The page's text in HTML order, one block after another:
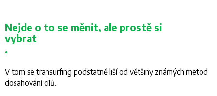
Nejde o to se měnit, ale prostě si
vybrat
.
V tom se transurfing podstatně liší od většiny známých metod
dosahování cílů.